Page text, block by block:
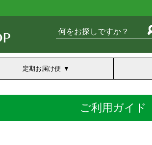
定期お届け便
ご利用ガイド